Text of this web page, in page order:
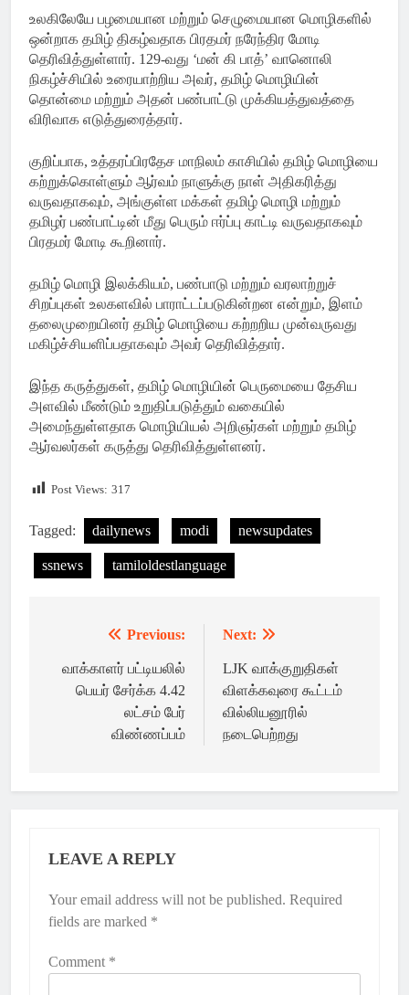
உலகிலேயே பழமையான மற்றும் செழுமையான மொழிகளில்
ஒன்றாக தமிழ் திகழ்வதாக பிரதமர் நரேந்திர மோடி
தெரிவித்துள்ளார். 129-வது ‘மன் கி பாத்’ வானொலி
நிகழ்ச்சியில் உரையாற்றிய அவர், தமிழ் மொழியின்
தொன்மை மற்றும் அதன் பண்பாட்டு முக்கியத்துவத்தை
விரிவாக எடுத்துரைத்தார்.
குறிப்பாக, உத்தரப்பிரதேச மாநிலம் காசியில் தமிழ் மொழியை
கற்றுக்கொள்ளும் ஆர்வம் நாளுக்கு நாள் அதிகரித்து
வருவதாகவும், அங்குள்ள மக்கள் தமிழ் மொழி மற்றும்
தமிழர் பண்பாட்டின் மீது பெரும் ஈர்ப்பு காட்டி வருவதாகவும்
பிரதமர் மோடி கூறினார்.
தமிழ் மொழி இலக்கியம், பண்பாடு மற்றும் வரலாற்றுச்
சிறப்புகள் உலகளவில் பாராட்டப்படுகின்றன என்றும், இளம்
தலைமுறையினர் தமிழ் மொழியை கற்றறிய முன்வருவது
மகிழ்ச்சியளிப்பதாகவும் அவர் தெரிவித்தார்.
இந்த கருத்துகள், தமிழ் மொழியின் பெருமையை தேசிய
அளவில் மீண்டும் உறுதிப்படுத்தும் வகையில்
அமைந்துள்ளதாக மொழியியல் அறிஞர்கள் மற்றும் தமிழ்
ஆர்வலர்கள் கருத்து தெரிவித்துள்ளனர்.
Post Views: 317
Tagged: dailynews modi newsupdates
ssnews tamiloldestlanguage
navigation
Previous:
வாக்காளர் பட்டியலில்
பெயர் சேர்க்க 4.42
லட்சம் பேர்
விண்ணப்பம்
Next:
LJK வாக்குறுதிகள்
விளக்கவுரை கூட்டம்
வில்லியனூரில்
நடைபெற்றது
LEAVE A REPLY
Your email address will not be published. Required
fields are marked *
Comment *